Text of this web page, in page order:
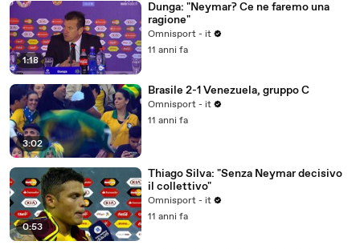
1:18
Dunga: "Neymar? Ce ne faremo una
ragione"
Omnisport - it
11 anni fa
3:02
Brasile 2-1 Venezuela, gruppo C
Omnisport - it
11 anni fa
0:53
Thiago Silva: "Senza Neymar decisivo
il collettivo"
Omnisport - it
11 anni fa